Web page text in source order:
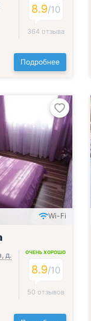
8.9/10
364 отзыва
Подробнее
Wi-Fi
д.
ОЧЕНЬ ХОРОШО
8.9/10
50 отзывов